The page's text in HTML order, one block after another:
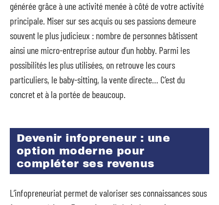
générée grâce à une activité menée à côté de votre activité
principale. Miser sur ses acquis ou ses passions demeure
souvent le plus judicieux : nombre de personnes bâtissent
ainsi une micro-entreprise autour d’un hobby. Parmi les
possibilités les plus utilisées, on retrouve les cours
particuliers, le baby-sitting, la vente directe… C’est du
concret et à la portée de beaucoup.
Devenir infopreneur : une
option moderne pour
compléter ses revenus
L’infopreneuriat permet de valoriser ses connaissances sous